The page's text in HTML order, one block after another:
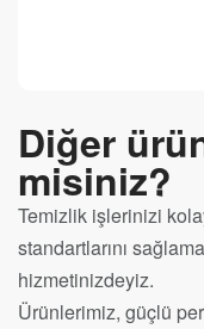
Diğer
misiniz?
Temizlik işlerinizi
standartlarını
hizmetinizdeyiz.
Ürünlerimiz, güçlü